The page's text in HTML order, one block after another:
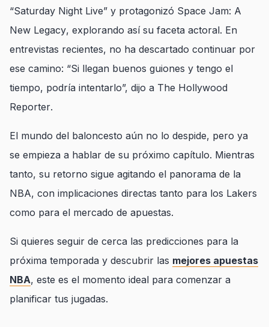
“Saturday Night Live” y protagonizó Space Jam: A
New Legacy, explorando así su faceta actoral. En
entrevistas recientes, no ha descartado continuar por
ese camino: “Si llegan buenos guiones y tengo el
tiempo, podría intentarlo”, dijo a The Hollywood
Reporter.
El mundo del baloncesto aún no lo despide, pero ya
se empieza a hablar de su próximo capítulo. Mientras
tanto, su retorno sigue agitando el panorama de la
NBA, con implicaciones directas tanto para los Lakers
como para el mercado de apuestas.
Si quieres seguir de cerca las predicciones para la
próxima temporada y descubrir las mejores apuestas
NBA, este es el momento ideal para comenzar a
planificar tus jugadas.